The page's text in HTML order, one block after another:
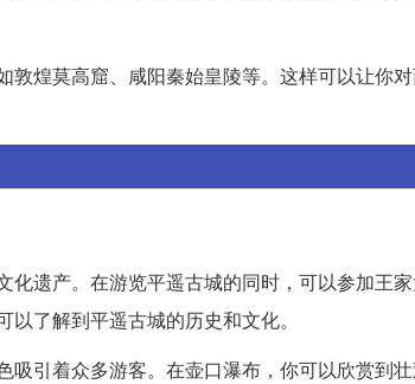
煌莫高窟、咸阳秦始皇陵等。这样可以让你
遗产。在游览平遥古城的同时，可以参加王
了解到平遥古城的历史和文化。
引着众多游客。在壶口瀑布，你可以欣赏到